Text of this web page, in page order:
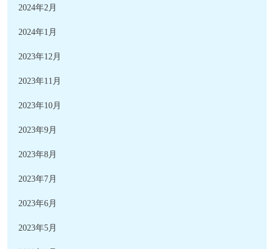
2024年2月
2024年1月
2023年12月
2023年11月
2023年10月
2023年9月
2023年8月
2023年7月
2023年6月
2023年5月